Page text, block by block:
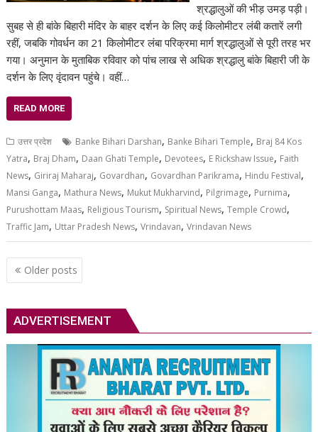
श्रद्धालुओं की भीड़ उमड़ पड़ी।
सुबह से ही बांके बिहारी मंदिर के बाहर दर्शन के लिए कई किलोमीटर लंबी कतारें लगी
रहीं, जबकि गोवर्धन का 21 किलोमीटर लंबा परिक्रमा मार्ग श्रद्धालुओं से पूरी तरह भर
गया। अनुमान के मुताबिक रविवार को पांच लाख से अधिक श्रद्धालु बांके बिहारी जी के
दर्शन के लिए वृंदावन पहुंचे। वहीं…
READ MORE
उत्तर प्रदेश Banke Bihari Darshan, Banke Bihari Temple, Braj 84 Kos
Yatra, Braj Dham, Daan Ghati Temple, Devotees, E Rickshaw Issue, Faith
News, Giriraj Maharaj, Govardhan, Govardhan Parikrama, Hindu Festival,
Mansi Ganga, Mathura News, Mukut Mukharvind, Pilgrimage, Purnima,
Purushottam Maas, Religious Tourism, Spiritual News,Temple Crowd,
Traffic Jam, Uttar Pradesh News,Vrindavan,Vrindavan News
Posts
navigation
Older posts
ADVERTISEMENT